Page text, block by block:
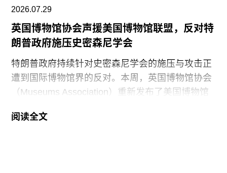
2026.07.29
英国博物馆协会声援美国博物馆联盟，反对特
朗普政府施压史密森尼学会
特朗普政府持续针对史密森尼学会的施压与攻击正
遭到国际博物馆界的反对。本周，英国博物馆协会
（Museums Association）重新发布了美国博物馆
月20日发表的一份声明，强烈谴责针对美国“国家
阅读全文